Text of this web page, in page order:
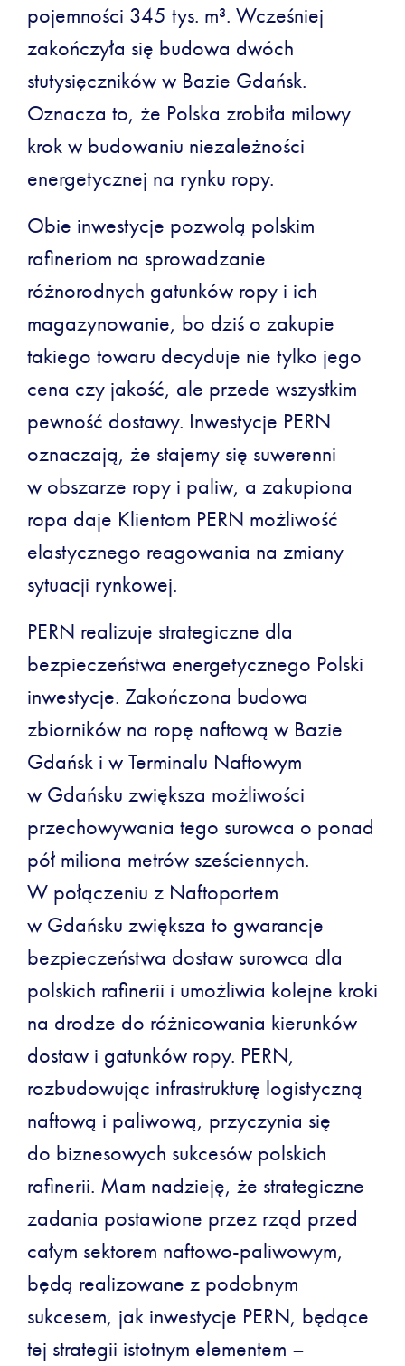
pojemności 345 tys. m³. Wcześniej
zakończyła się budowa dwóch
stutysięczników w Bazie Gdańsk.
Oznacza to, że Polska zrobiła milowy
krok w budowaniu niezależności
energetycznej na rynku ropy.
Obie inwestycje pozwolą polskim
rafineriom na sprowadzanie
różnorodnych gatunków ropy i ich
magazynowanie, bo dziś o zakupie
takiego towaru decyduje nie tylko jego
cena czy jakość, ale przede wszystkim
pewność dostawy. Inwestycje PERN
oznaczają, że stajemy się suwerenni
w obszarze ropy i paliw, a zakupiona
ropa daje Klientom PERN możliwość
elastycznego reagowania na zmiany
sytuacji rynkowej.
PERN realizuje strategiczne dla
bezpieczeństwa energetycznego Polski
inwestycje. Zakończona budowa
zbiorników na ropę naftową w Bazie
Gdańsk i w Terminalu Naftowym
w Gdańsku zwiększa możliwości
przechowywania tego surowca o ponad
pół miliona metrów sześciennych.
W połączeniu z Naftoportem
w Gdańsku zwiększa to gwarancje
bezpieczeństwa dostaw surowca dla
polskich rafinerii i umożliwia kolejne kroki
na drodze do różnicowania kierunków
dostaw i gatunków ropy. PERN,
rozbudowując infrastrukturę logistyczną
naftową i paliwową, przyczynia się
do biznesowych sukcesów polskich
rafinerii. Mam nadzieję, że strategiczne
zadania postawione przez rząd przed
całym sektorem naftowo-paliwowym,
będą realizowane z podobnym
sukcesem, jak inwestycje PERN, będące
tej strategii istotnym elementem –